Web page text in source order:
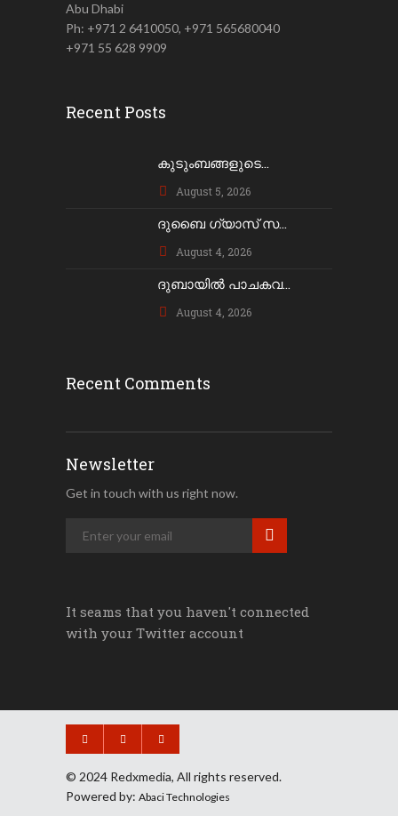
Abu Dhabi
Ph: +971 2 6410050, +971 565680040
+971 55 628 9909
Recent Posts
കുടുംബങ്ങളുടെ...
August 5, 2026
ദുബൈ ഗ്യാസ് സ...
August 4, 2026
ദുബായിൽ പാചകവ...
August 4, 2026
Recent Comments
Newsletter
Get in touch with us right now.
It seams that you haven't connected
with your Twitter account
© 2024 Redxmedia, All rights reserved.
Powered by: Abaci Technologies